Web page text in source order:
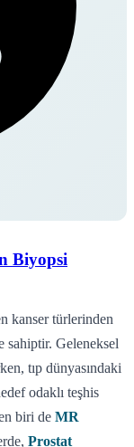
Biyopsi
kanser türlerinden
sahiptir. Geleneksel
tıp dünyasındaki
odaklı teşhis
biri de MR
Prostat